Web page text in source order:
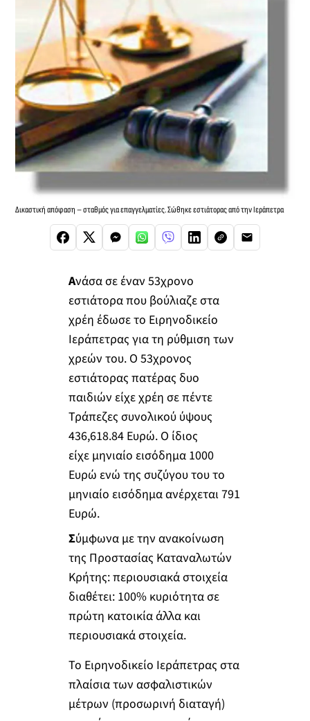
Δικαστική απόφαση – σταθμός για επαγγελματίες. Σώθηκε εστιάτορας από την Ιεράπετρα
Ανάσα σε έναν 53χρονο
εστιάτορα που βούλιαζε στα
χρέη έδωσε το Ειρηνοδικείο
Ιεράπετρας για τη ρύθμιση των
χρεών του. Ο 53χρονος
εστιάτορας πατέρας δυο
παιδιών είχε χρέη σε πέντε
Τράπεζες συνολικού ύψους
436,618.84 Ευρώ. Ο ίδιος
είχε μηνιαίο εισόδημα 1000
Ευρώ ενώ της συζύγου του το
μηνιαίο εισόδημα ανέρχεται 791
Ευρώ.
Σύμφωνα με την ανακοίνωση
της Προστασίας Καταναλωτών
Κρήτης: περιουσιακά στοιχεία
διαθέτει: 100% κυριότητα σε
πρώτη κατοικία άλλα και
περιουσιακά στοιχεία.
Το Ειρηνοδικείο Ιεράπετρας στα
πλαίσια των ασφαλιστικών
μέτρων (προσωρινή διαταγή)